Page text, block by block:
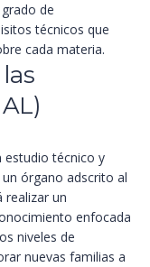
de
técnicos que
cada materia.
estudio técnico y
órgano adscrito al
realizar un
enfocada
niveles de
nuevas familias a